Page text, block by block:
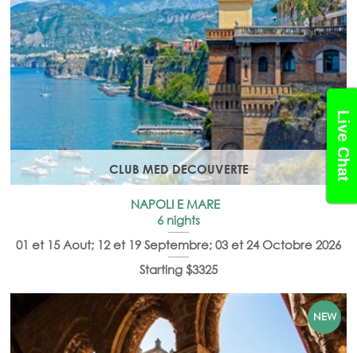
Live Chat
CLUB MED DECOUVERTE
NAPOLI E MARE
6 nights
01 et 15 Aout; 12 et 19 Septembre; 03 et 24 Octobre 2026
Starting $3325